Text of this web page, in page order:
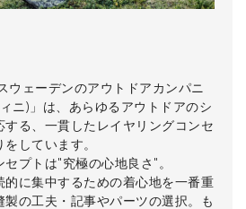
ウェーデンのアウトドアカンパニ
ニ)」は、あらゆるアウトドアのシ
る、一貫したレイヤリングコンセ
しています。
プトは"究極の心地良さ"。
的に集中するための着心地を一番重
の工夫・記事やパーツの選択。も